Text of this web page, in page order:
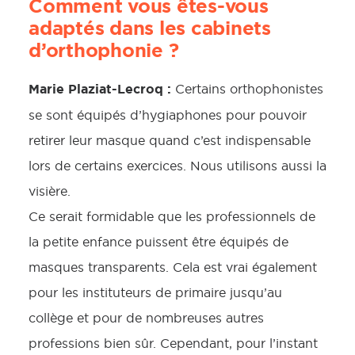
Comment vous êtes-vous
adaptés dans les cabinets
d’orthophonie ?
Marie Plaziat-Lecroq : Certains orthophonistes
se sont équipés d’hygiaphones pour pouvoir
retirer leur masque quand c’est indispensable
lors de certains exercices. Nous utilisons aussi la
visière.
Ce serait formidable que les professionnels de
la petite enfance puissent être équipés de
masques transparents. Cela est vrai également
pour les instituteurs de primaire jusqu’au
collège et pour de nombreuses autres
professions bien sûr. Cependant, pour l’instant